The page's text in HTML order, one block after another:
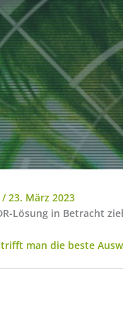
/23. März 2023
Lösung in Betracht
man die beste